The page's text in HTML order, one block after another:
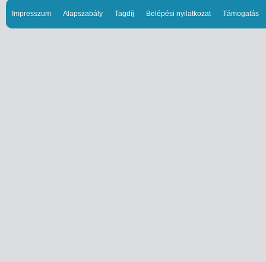
Impresszum Alapszabály Tagdíj Belépési nyilatkozat Támogatás